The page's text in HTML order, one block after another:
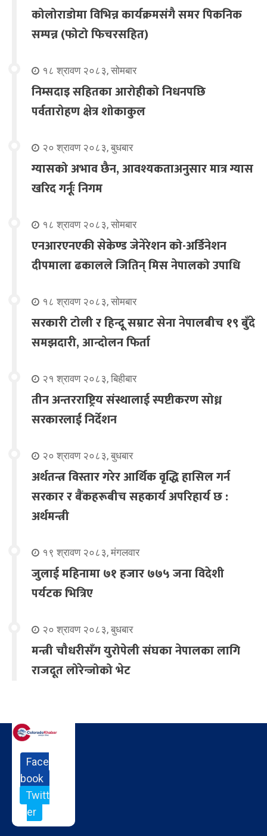
कोलोराडोमा विभिन्न कार्यक्रमसंगै समर पिकनिक
सम्पन्न (फोटो फिचरसहित)
१८ श्रावण २०८३, सोमबार
निम्सदाइ सहितका आरोहीको निधनपछि
पर्वतारोहण क्षेत्र शोकाकुल
२० श्रावण २०८३, बुधबार
ग्यासको अभाव छैन, आवश्यकताअनुसार मात्र ग्यास
खरिद गर्नूः निगम
१८ श्रावण २०८३, सोमबार
एनआरएनएकी सेकेण्ड जेनेरेशन को-अर्डिनेशन
दीपमाला ढकालले जितिन् मिस नेपालको उपाधि
१८ श्रावण २०८३, सोमबार
सरकारी टोली र हिन्दू सम्राट सेना नेपालबीच १९ बुँदे
समझदारी, आन्दोलन फिर्ता
२१ श्रावण २०८३, बिहीबार
तीन अन्तरराष्ट्रिय संस्थालाई स्पष्टीकरण सोध्न
सरकारलाई निर्देशन
२० श्रावण २०८३, बुधबार
अर्थतन्त्र विस्तार गरेर आर्थिक वृद्धि हासिल गर्न
सरकार र बैंकहरूबीच सहकार्य अपरिहार्य छ :
अर्थमन्त्री
१९ श्रावण २०८३, मंगलवार
जुलाई महिनामा ७१ हजार ७७५ जना विदेशी
पर्यटक भित्रिए
२० श्रावण २०८३, बुधबार
मन्त्री चौधरीसँग युरोपेली संघका नेपालका लागि
राजदूत लोरेन्जोको भेट
Face
book
Twitt
er